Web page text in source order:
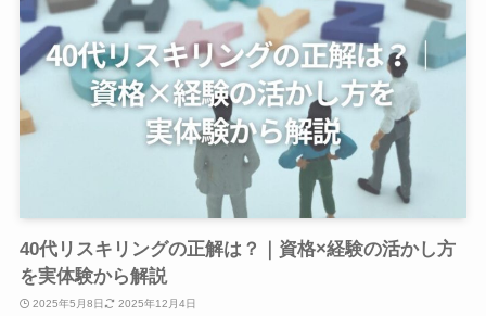
40代リスキリングの正解は？｜資格×経験の活かし方
を実体験から解説
2025年5月8日 2025年12月4日